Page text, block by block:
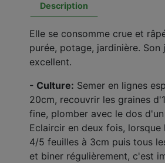
Description
Elle se consomme crue et
purée, potage, jardinière. Son
excellent.
- Culture: Semer en lignes
20cm, recouvrir les graines
fine, plomber avec le dos
Eclaircir en deux fois, lorsque
4/5 feuilles à 3cm puis tous
et biner régulièrement, c'est